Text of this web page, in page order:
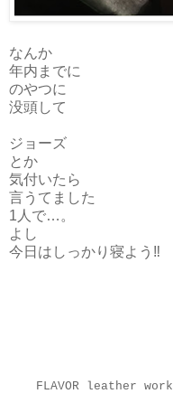
なんか
年内までに
のやつに
没頭して
ジョーズ
とか
気付いたら
言うてました
1人で…。
よし
今日はしっかり寝よう‼︎
FLAVOR leather work